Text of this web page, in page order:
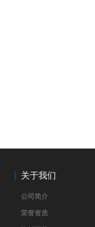
关于我们
公司简介
荣誉资质